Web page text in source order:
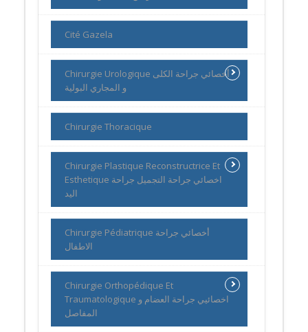
Cité Gazela
Chirurgie Urologique أخصائي جراحة الكلى
و المجاري البولية
Chirurgie Thoracique
Chirurgie Plastique Reconstructrice Et
Esthetique اخصائي جراحة التجميل جراحة
اليد
Chirurgie Pédiatrique أخصائي جراحة
الاطفال
Chirurgie Orthopédique Et
Traumatologique اخصائيي جراحة العضام و
المفاصل